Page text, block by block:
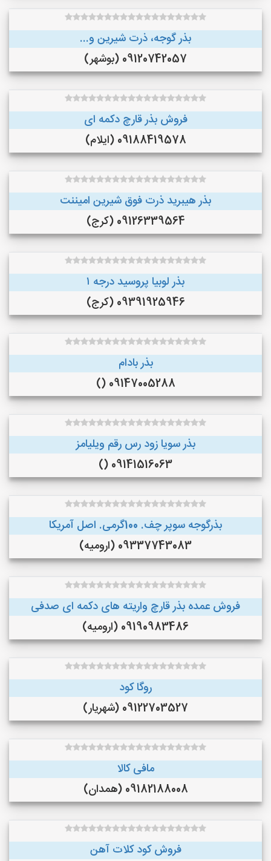
بذر گوجه، ذرت شیرین و...
09120742057 (بوشهر)
فروش بذر قارچ دکمه ای
09188419578 (ایلام)
بذر هیبرید ذرت فوق شیرین امیننت
09126339564 (کرج)
بذر لوبیا پروسید درجه ۱
09391925946 (کرج)
بذر بادام
09147005288 ()
بذر سویا زود رس رقم ویلیامز
09141516063 ()
بذرگوجه‌ سوپر چف. 100گرمی. اصل آمریکا
09337743083 (ارومیه)
فروش عمده بذر قارچ واریته های دکمه ای صدفی
09190983486 (ارومیه)
روگا کود
09122703527 (شهریار)
مافی کالا
09182188008 (همدان)
فروش کود کلات آهن